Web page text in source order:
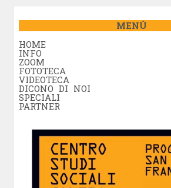
MENÚ
HOME
INFO
ZOOM
FOTOTECA
VIDEOTECA
DICONO DI NOI
SPECIALI
PARTNER